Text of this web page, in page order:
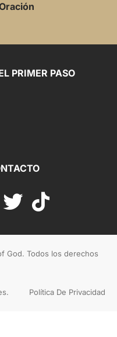
PRIMER PASO
God. Todos los derechos
Política De Privacidad